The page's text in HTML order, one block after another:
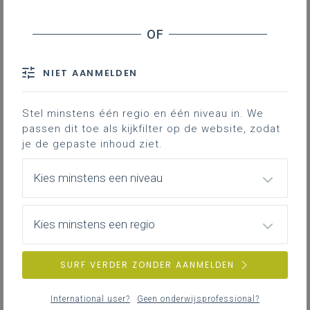
Scholen Brussel en Vlaamse Rand -
Inschrijvingsregel
Buitengewoon onderwijs - Inzet ergotherapeuten
Toelatingsexamen geneeskunde, tandheelkunde
en diergeneeskunde - Financiële en budgettaire
impact van het gevoerde onderzoek naar
onregelmatigheden
Deeltijds kunstenonderwijs (dko) Brussel -
Regulier basis- en secundair onderwijs - Speciale
Studentenprofielen - Effect starttoets
NIET AANMELDEN
Stel minstens één regio en één niveau in. We
passen dit toe als kijkfilter op de website, zodat
je de gepaste inhoud ziet.
Kies minstens een niveau
Kies minstens een regio
SURF VERDER ZONDER AANMELDEN
International user? Geen onderwijsprofessional?